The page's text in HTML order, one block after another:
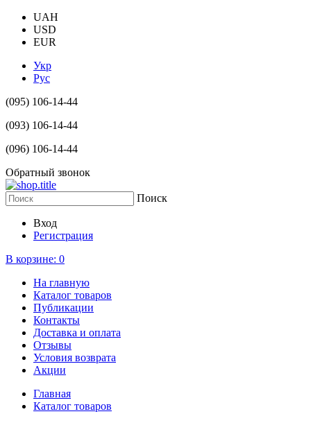
UAH
USD
EUR
Укр
Рус
(095) 106-14-44
(093) 106-14-44
(096) 106-14-44
Обратный звонок
Поиск
Вход
Регистрация
В корзине: 0
На главную
Каталог товаров
Публикации
Контакты
Доставка и оплата
Отзывы
Условия возврата
Акции
Главная
Каталог товаров